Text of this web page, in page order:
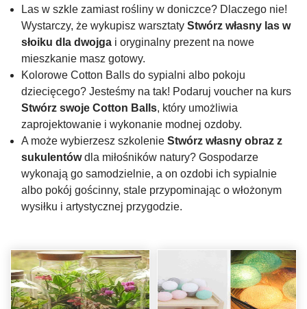
Las w szkle zamiast rośliny w doniczce? Dlaczego nie!
Wystarczy, że wykupisz warsztaty Stwórz własny las w
słoiku dla dwojga i oryginalny prezent na nowe
mieszkanie masz gotowy.
Kolorowe Cotton Balls do sypialni albo pokoju
dziecięcego? Jesteśmy na tak! Podaruj voucher na kurs
Stwórz swoje Cotton Balls, który umożliwia
zaprojektowanie i wykonanie modnej ozdoby.
A może wybierzesz szkolenie Stwórz własny obraz z
sukulentówdla miłośników natury? Gospodarze
wykonają go samodzielnie, a on ozdobi ich sypialnie
albo pokój gościnny, stale przypominając o włożonym
wysiłku i artystycznej przygodzie.